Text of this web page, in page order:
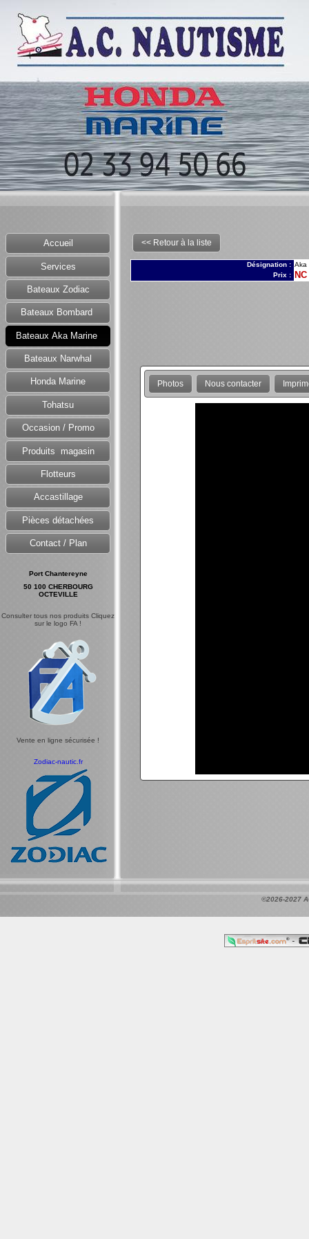
Accueil
Services
Bateaux Zodiac
Bateaux Bombard
Bateaux Aka Marine
Bateaux Narwhal
Honda Marine
Tohatsu
Occasion / Promo
Produits magasin
Flotteurs
Accastillage
Pièces détachées
Contact / Plan
Port Chantereyne
50 100 CHERBOURG
OCTEVILLE
Consulter tous nos produits Cliquez
sur le logo FA !
Vente en ligne sécurisée !
Zodiac-nautic.fr
<< Retour à la liste
Désignation : Aka
Prix :
NC
Photos Nous contacter
©2026-2027